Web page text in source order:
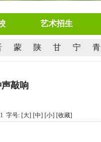
艺术招生
蒙 陕 甘 宁 青
敲响
字号: [大] [中] [小] [收藏]